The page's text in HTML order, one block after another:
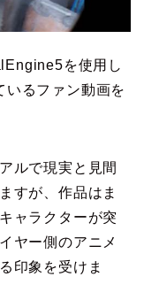
を使用し
るファン動画を
ルで現実と見間
すが、作品はま
ャラクターが突
ヤー側のアニメ
印象を受けま